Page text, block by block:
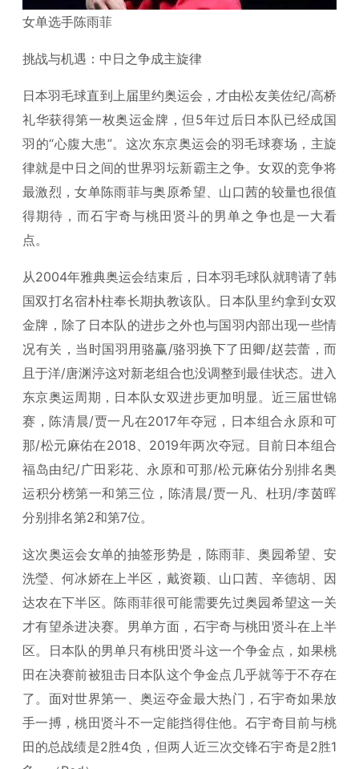
女单选手陈雨菲
挑战与机遇：中日之争成主旋律
日本羽毛球直到上届里约奥运会，才由松友美佐纪/高桥
礼华获得第一枚奥运金牌，但5年过后日本队已经成国
羽的“心腹大患”。这次东京奥运会的羽毛球赛场，主旋
律就是中日之间的世界羽坛新霸主之争。女双的竞争将
最激烈，女单陈雨菲与奥原希望、山口茜的较量也很值
得期待，而石宇奇与桃田贤斗的男单之争也是一大看
点。
从2004年雅典奥运会结束后，日本羽毛球队就聘请了韩
国双打名宿朴柱奉长期执教该队。日本队里约拿到女双
金牌，除了日本队的进步之外也与国羽内部出现一些情
况有关，当时国羽用骆赢/骆羽换下了田卿/赵芸蕾，而
且于洋/唐渊渟这对新老组合也没调整到最佳状态。进入
东京奥运周期，日本队女双进步更加明显。近三届世锦
赛，陈清晨/贾一凡在2017年夺冠，日本组合永原和可
那/松元麻佑在2018、2019年两次夺冠。目前日本组合
福岛由纪/广田彩花、永原和可那/松元麻佑分别排名奥
运积分榜第一和第三位，陈清晨/贾一凡、杜玥/李茵晖
分别排名第2和第7位。
这次奥运会女单的抽签形势是，陈雨菲、奥园希望、安
洗瑩、何冰娇在上半区，戴资颖、山口茜、辛德胡、因
达农在下半区。陈雨菲很可能需要先过奥园希望这一关
才有望杀进决赛。男单方面，石宇奇与桃田贤斗在上半
区。日本队的男单只有桃田贤斗这一个争金点，如果桃
田在决赛前被狙击日本队这个争金点几乎就等于不存在
了。面对世界第一、奥运夺金最大热门，石宇奇如果放
手一搏，桃田贤斗不一定能挡得住他。石宇奇目前与桃
田的总战绩是2胜4负，但两人近三次交锋石宇奇是2胜1